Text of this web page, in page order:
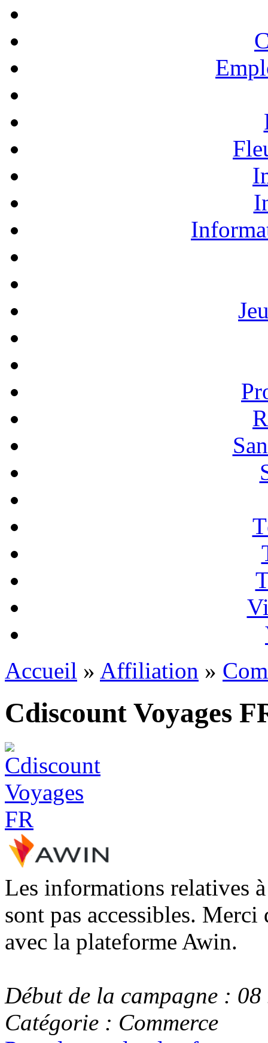
Accueil » Affiliation »
Cdiscount Voyages
Les informations relatives
sont pas accessibles.
avec la plateforme Awin.
Début de la campagne :
Catégorie : Commerce